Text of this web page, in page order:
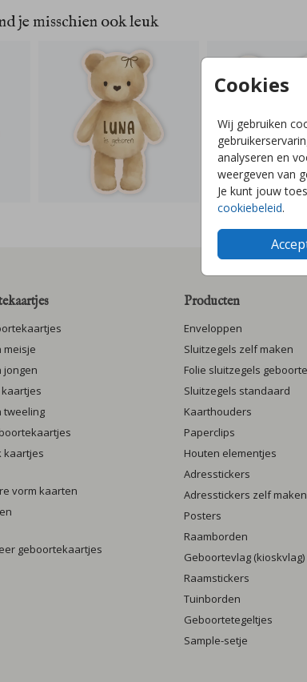
Cookies
Wij gebruiken
analyseren en
weergeven van
Je kunt jouw
cookiebeleid.
je misschien ook leuk
meisje
jongen
tweeling
kaartjes
vorm kaarten
geboortekaartjes
Producten
Enveloppen
Sluitzegels zelf maken
Folie sluitzegels
Sluitzegels standaard
Kaarthouders
Paperclips
Houten elementjes
Adresstickers
Adresstickers zelf maken
Posters
Raamborden
Geboortevlag (kioskvlag)
Raamstickers
Tuinborden
Geboortetegeltjes
Sample-setje